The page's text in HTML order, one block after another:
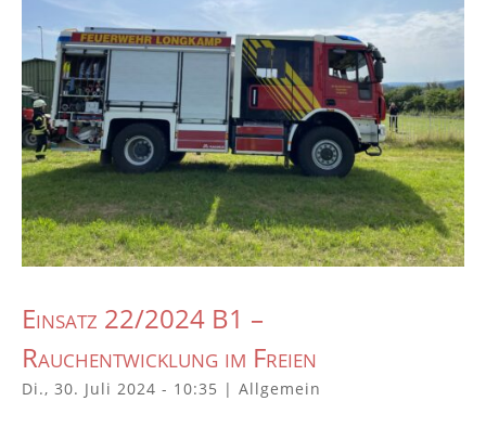
Einsatz 22/2024 B1 –
Rauchentwicklung im Freien
Di., 30. Juli 2024 - 10:35 | Allgemein